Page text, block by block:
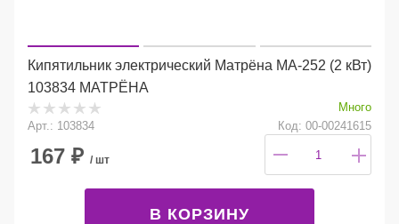
Кипятильник электрический Матрёна МА-252 (2 кВт)
103834 МАТРЁНА
Много
Арт.: 103834
Код: 00-00241615
167 ₽ / шт
В КОРЗИНУ